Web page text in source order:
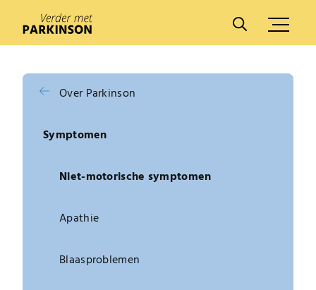
Over Parkinson
Symptomen
Niet-motorische symptomen
Apathie
Blaasproblemen